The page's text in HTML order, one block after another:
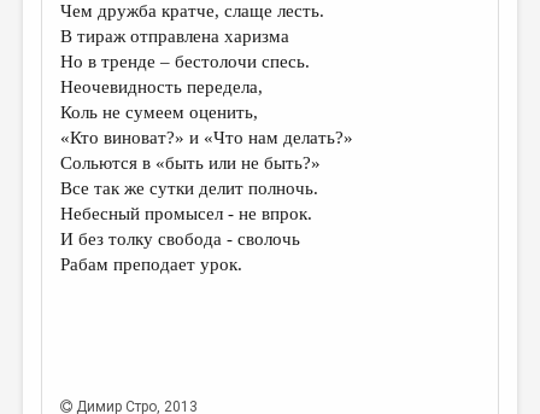
ОБЗОР ЛИТЕРАТУРЫ
СТРАНИЦЫ ПАМЯТИ
ОБЪЯВЛЕНИЯ
КОЛОНКА РЕДАКТОРА
РЕДКОЛЛЕГИЯ
ОТ РЕДАКЦИИ
МАЛАЯ ПРОЗА
КУЛЬТУРОВЕДЕНИЕ
Чем дружба кратче, слаще лесть.
В тираж отправлена харизма
Но в тренде – бестолочи спесь.
Неочевидность передела,
Коль не сумеем оценить,
«Кто виноват?» и «Что нам делать?»
Сольются в «быть или не быть?»
Все так же сутки делит полночь.
Небесный промысел - не впрок.
И без толку свобода - сволочь
Рабам преподает урок.
Димир Стро, 2013